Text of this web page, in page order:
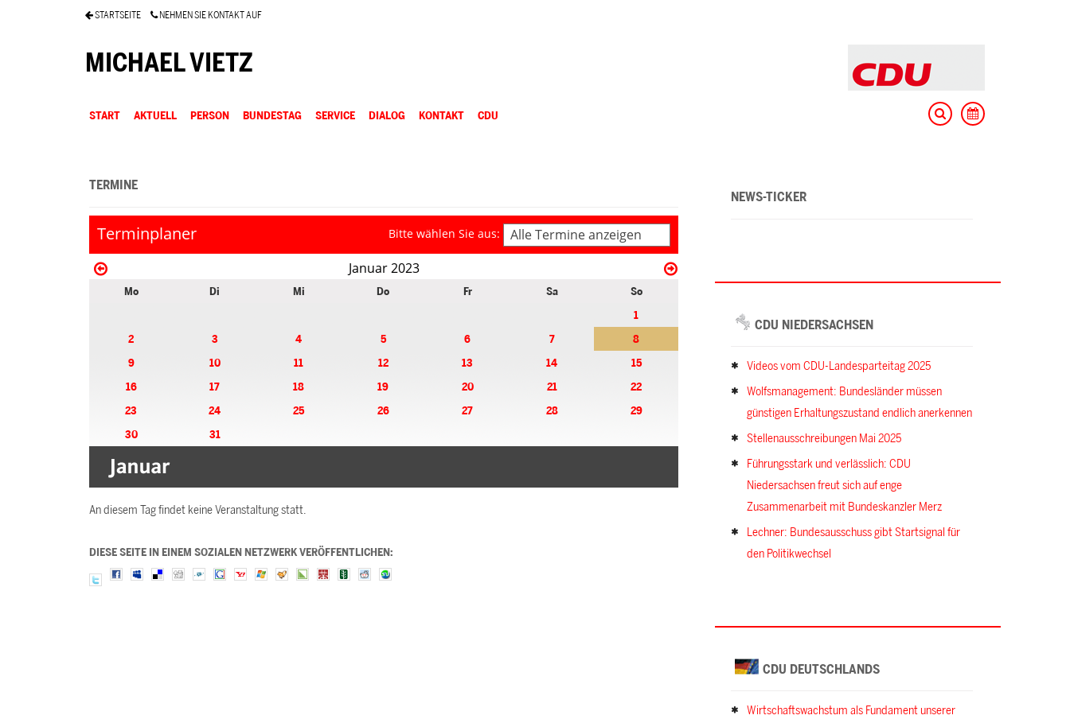
STARTSEITE NEHMEN SIE KONTAKT AUF
MICHAEL VIETZ
START AKTUELL PERSON BUNDESTAG SERVICE DIALOG KONTAKT CDU
TERMINE
Terminplaner Bitte wählen Sie aus:
Alle Termine anzeigen
Januar 2023
Mo Di Mi Do Fr Sa
So
1
2
3 4 5 6 7
8
9
10 11 12 13 14
15
16
17 18 19 20 21
22
23
24 25 26 27 28
29
30
31
An diesem Tag findet keine Veranstaltung statt.
DIESE SEITE IN EINEM SOZIALEN NETZWERK VERÖFFENTLICHEN:
NEWS-TICKER
CDU NIEDERSACHSEN
Videos vom CDU-Landesparteitag 2025
Wolfsmanagement: Bundesländer müssen
günstigen Erhaltungszustand endlich anerkennen
Stellenausschreibungen Mai 2025
Führungsstark und verlässlich: CDU
Niedersachsen freut sich auf enge
Zusammenarbeit mit Bundeskanzler Merz
Lechner: Bundesausschuss gibt Startsignal für
den Politikwechsel
CDU DEUTSCHLANDS
Wirtschaftswachstum als Fundament unserer